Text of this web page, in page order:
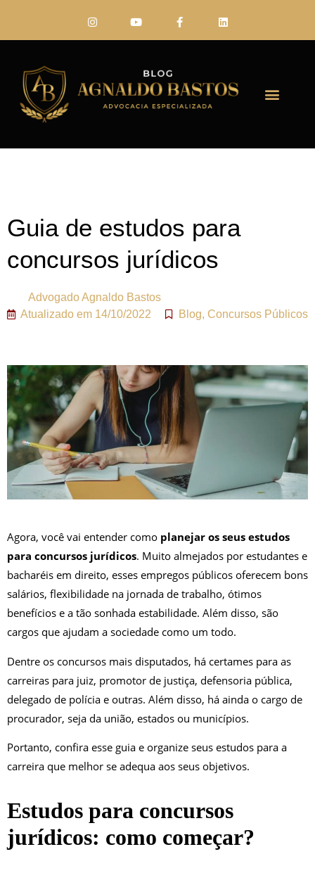
Guia de estudos para
concursos jurídicos
AdvogadoAgnaldo Bastos
Atualizado em 14/10/2022 Blog, Concursos Públicos
Agora, você vai entender como planejar os seus estudos
para concursos jurídicos. Muito almejados por estudantes e
bacharéis em direito, esses empregos públicos oferecem bons
salários, flexibilidade na jornada de trabalho, ótimos
benefícios e a tão sonhada estabilidade. Além disso, são
cargos que ajudam a sociedade como um todo.
Dentre os concursos mais disputados, há certames para as
carreiras para juiz, promotor de justiça, defensoria pública,
delegado de polícia e outras. Além disso, há ainda o cargo de
procurador, seja da união, estados ou municípios.
Portanto, confira esse guia e organize seus estudos para a
carreira que melhor se adequa aos seus objetivos.
Estudos para concursos
jurídicos: como começar?